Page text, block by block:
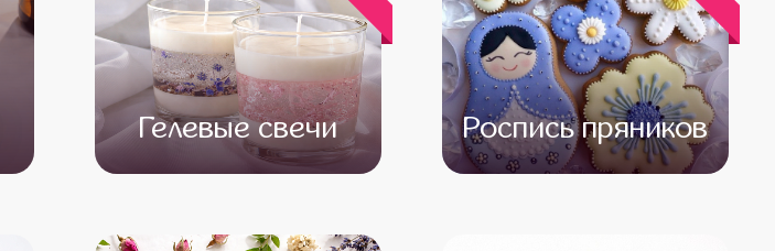
Гелевые свечи Роспись пряников